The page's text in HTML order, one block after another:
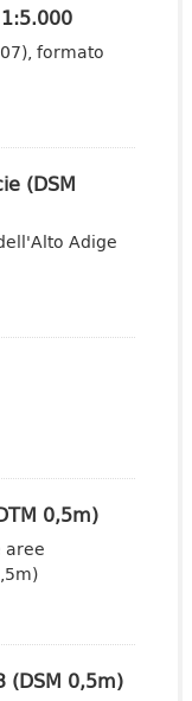
formato
(DSM
Adige
0,5m)
aree
(DSM 0,5m)